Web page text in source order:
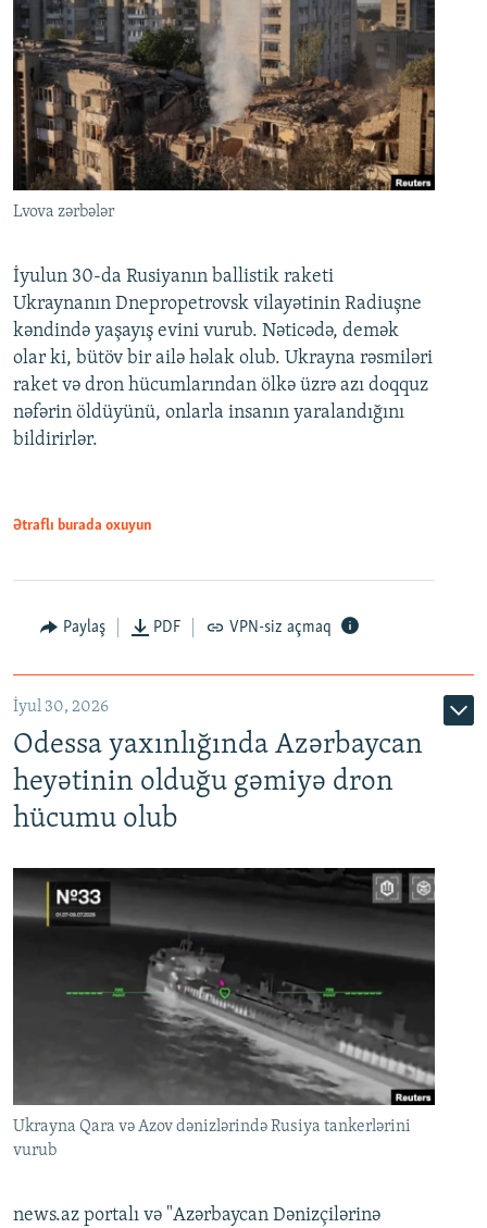
Lvova zərbələr
İyulun 30-da Rusiyanın ballistik raketi
Ukraynanın Dnepropetrovsk vilayətinin Radiuşne
kəndində yaşayış evini vurub. Nəticədə, demək
olar ki, bütöv bir ailə həlak olub. Ukrayna rəsmiləri
raket və dron hücumlarından ölkə üzrə azı doqquz
nəfərin öldüyünü, onlarla insanın yaralandığını
bildirirlər.
Ətraflı burada oxuyun
Paylaş PDF VPN-siz açmaq
İyul 30, 2026
Odessa yaxınlığında Azərbaycan
heyətinin olduğu gəmiyə dron
hücumu olub
Ukrayna Qara və Azov dənizlərində Rusiya tankerlərini
vurub
news.az portalı və "Azərbaycan Dənizçilərinə